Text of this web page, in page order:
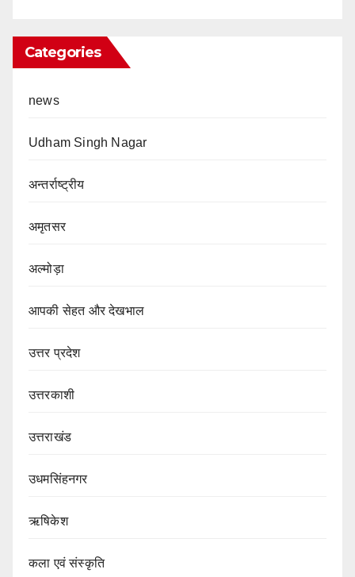
Categories
news
Udham Singh Nagar
अन्तर्राष्ट्रीय
अमृतसर
अल्मोड़ा
आपकी सेहत और देखभाल
उत्तर प्रदेश
उत्तरकाशी
उत्तराखंड
उधमसिंहनगर
ऋषिकेश
कला एवं संस्कृति